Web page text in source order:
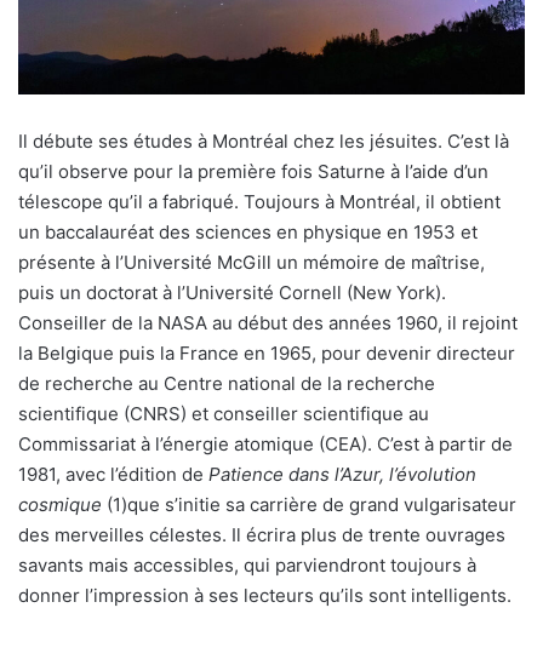
Il débute ses études à Montréal chez les jésuites. C’est là
qu’il observe pour la première fois Saturne à l’aide d’un
télescope qu’il a fabriqué. Toujours à Montréal, il obtient
un baccalauréat des sciences en physique en 1953 et
présente à l’Université McGill un mémoire de maîtrise,
puis un doctorat à l’Université Cornell (New York).
Conseiller de la NASA au début des années 1960, il rejoint
la Belgique puis la France en 1965, pour devenir directeur
de recherche au Centre national de la recherche
scientifique (CNRS) et conseiller scientifique au
Commissariat à l’énergie atomique (CEA). C’est à partir de
1981, avec l’édition de Patience dans l’Azur, l’évolution
cosmique (1)que s’initie sa carrière de grand vulgarisateur
des merveilles célestes. Il écrira plus de trente ouvrages
savants mais accessibles, qui parviendront toujours à
donner l’impression à ses lecteurs qu’ils sont intelligents.